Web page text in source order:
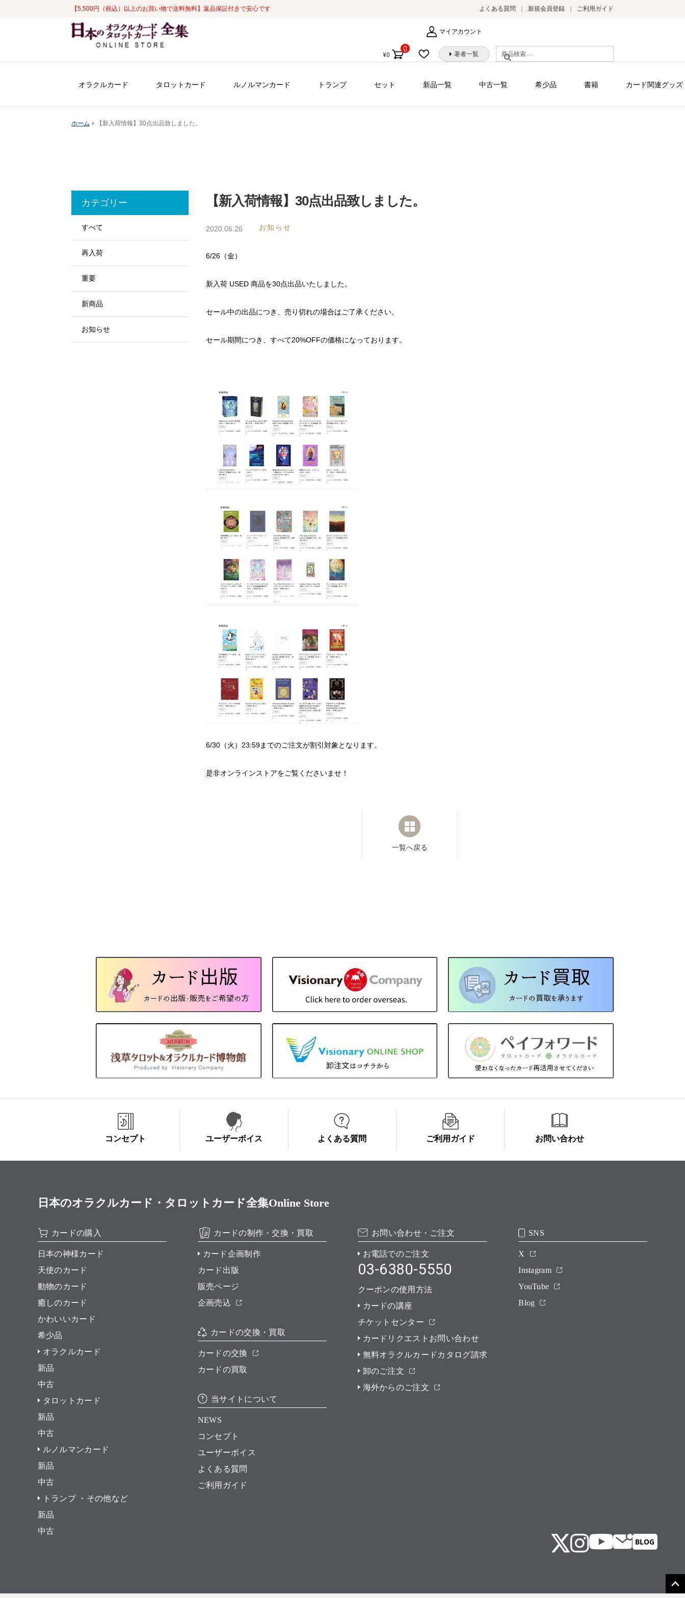
【5,500円（税込）以上のお買い物で送料無料】返品保証付きで安心です よくある質問 新規会員登録 ご利用ガイド
ナ
ビ
ン
コ
ン
ス
マイアカウント
検
索
象:
著者一覧
¥0
0
個
オラクルカード タロットカード ルノルマンカード トランプ セット 新品一覧 中古一覧 希少品 書籍 カード関連グッズ
ホーム 【新入荷情報】30点出品致しました。
【新入荷情報】30点出品致しました。
2020.06.26 お知らせ
6/26（金）
新入荷 USED 商品を30点出品いたしました。
セール中の出品につき、売り切れの場合はご了承ください。
セール期間につき、すべて20%OFFの価格になっております。
6/30（火）23:59までのご注文が割引対象となります。
是非オンラインストアをご覧くださいませ！
一覧へ戻る
カテゴリー
すべて
再入荷
重要
新商品
お知らせ
コンセプト ユーザーボイス よくある質問 ご利用ガイド お問い合わせ
日本のオラクルカード・タロットカード全集Online Store
カードの購入
日本の神様カード
天使のカード
動物のカード
癒しのカード
かわいいカード
希少品
オラクルカード
新品
中古
タロットカード
新品
中古
ルノルマンカード
新品
中古
トランプ ・その他など
新品
中古
カードの制作・交換・買取
カード企画制作
カード出版
販売ページ
企画売込
カードの交換・買取
カードの交換
カードの買取
当サイトについて
NEWS
コンセプト
ユーザーボイス
よくある質問
ご利用ガイド
お問い合わせ・ご注文
お電話でのご注文
03-6380-5550
クーポンの使用方法
カードの講座
チケットセンター
カードリクエストお問い合わせ
無料オラクルカードカタログ請求
卸のご注文
海外からのご注文
SNS
X
Instagram
YouTube
Blog